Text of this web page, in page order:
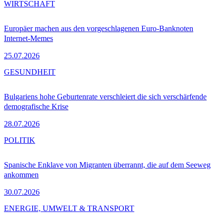
Europäer machen aus den vorgeschlagenen Euro-Banknoten
Internet-Memes
25.07.2026
WIRTSCHAFT
Bulgariens hohe Geburtenrate verschleiert die sich verschärfende
demografische Krise
28.07.2026
GESUNDHEIT
Spanische Enklave von Migranten überrannt, die auf dem Seeweg
ankommen
30.07.2026
POLITIK
ENERGIE, UMWELT & TRANSPORT